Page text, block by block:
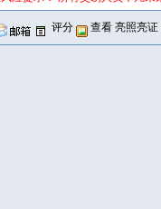
评分 查看 亮照亮证